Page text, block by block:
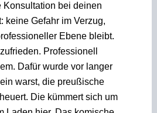
bei deinen
keine Gefahr im Verzug,
Ebene bleibt.
Professionell
Dafür wurde vor langer
warst, die preußische
Die kümmert sich um